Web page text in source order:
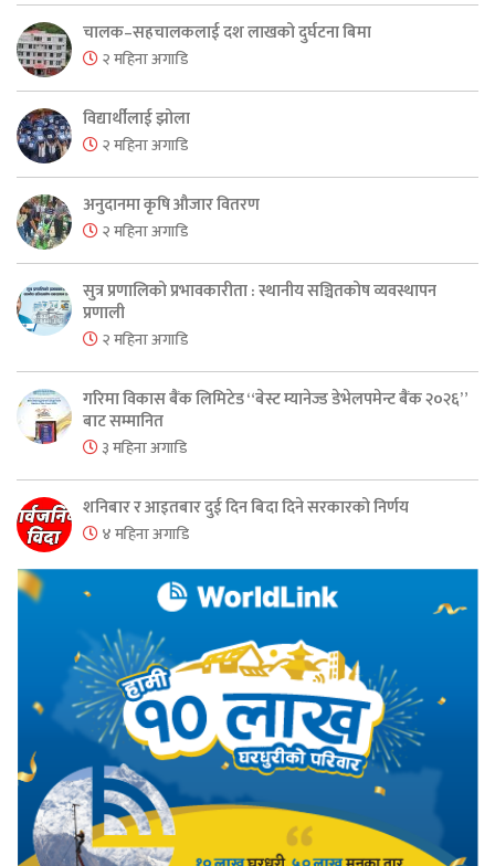
चालक–सहचालकलाई दश लाखको दुर्घटना बिमा
२ महिना अगाडि
विद्यार्थीलाई झोला
२ महिना अगाडि
अनुदानमा कृषि औजार वितरण
२ महिना अगाडि
सुत्र प्रणालिको प्रभावकारीता : स्थानीय सञ्चितकोष व्यवस्थापन
प्रणाली
२ महिना अगाडि
गरिमा विकास बैंक लिमिटेड “बेस्ट म्यानेज्ड डेभेलपमेन्ट बैंक २०२६”
बाट सम्मानित
३ महिना अगाडि
शनिबार र आइतबार दुई दिन बिदा दिने सरकारको निर्णय
४ महिना अगाडि